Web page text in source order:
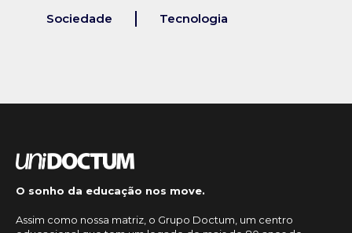
Sociedade Tecnologia
O sonho da educação nos move.
Assim como nossa matriz, o Grupo Doctum, um centro